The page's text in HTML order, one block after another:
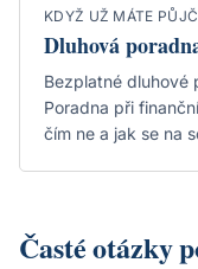
KDYŽ UŽ MÁTE
Dluhová
Bezplatné
Poradna při
čím ne a jak se na
Časté otázky